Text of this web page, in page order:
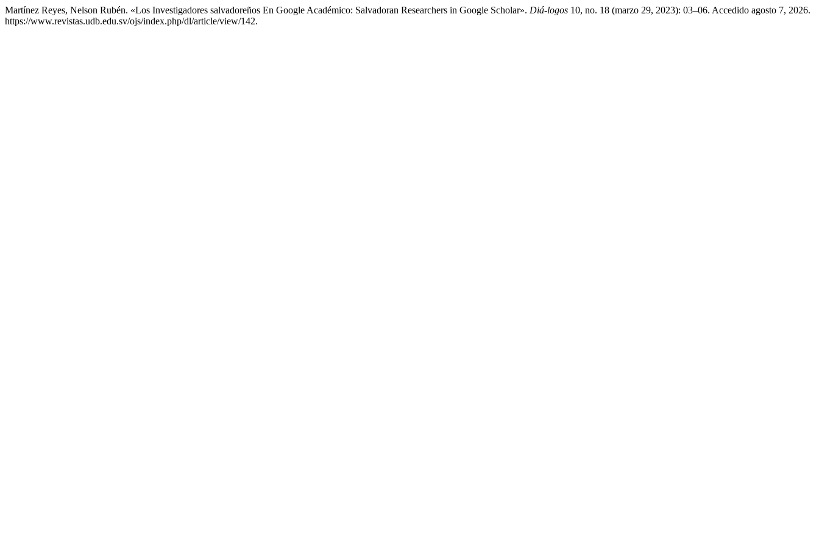
Martínez Reyes, Nelson Rubén. «Los Investigadores salvadoreños En Google Académico: Salvadoran Researchers in Google Scholar». Diá-logos 10, no. 18 (marzo 29, 2023): 03–06. Accedido agosto 7, 2026.
https://www.revistas.udb.edu.sv/ojs/index.php/dl/article/view/142.